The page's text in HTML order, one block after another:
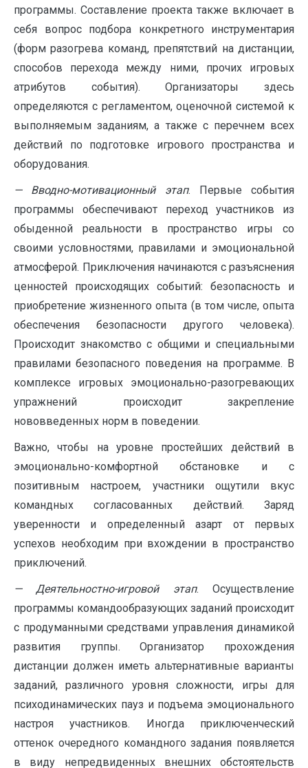
программы. Составление проекта также включает в
себя вопрос подбора конкретного инструментария
(форм разогрева команд, препятствий на дистанции,
способов перехода между ними, прочих игровых
атрибутов события). Организаторы здесь
определяются с регламентом, оценочной системой к
выполняемым заданиям, а также с перечнем всех
действий по подготовке игрового пространства и
оборудования.
— Вводно-мотивационный этап. Первые события
программы обеспечивают переход участников из
обыденной реальности в пространство игры со
своими условностями, правилами и эмоциональной
атмосферой. Приключения начинаются с разъяснения
ценностей происходящих событий: безопасность и
приобретение жизненного опыта (в том числе, опыта
обеспечения безопасности другого человека).
Происходит знакомство с общими и специальными
правилами безопасного поведения на программе. В
комплексе игровых эмоционально-разогревающих
упражнений происходит закрепление
нововведенных норм в поведении.
Важно, чтобы на уровне простейших действий в
эмоционально-комфортной обстановке и с
позитивным настроем, участники ощутили вкус
командных согласованных действий. Заряд
уверенности и определенный азарт от первых
успехов необходим при вхождении в пространство
приключений.
— Деятельностно-игровой этап. Осуществление
программы командообразующих заданий происходит
с продуманными средствами управления динамикой
развития группы. Организатор прохождения
дистанции должен иметь альтернативные варианты
заданий, различного уровня сложности, игры для
психодинамических пауз и подъема эмоционального
настроя участников. Иногда приключенческий
оттенок очередного командного задания появляется
в виду непредвиденных внешних обстоятельств